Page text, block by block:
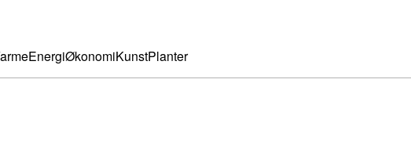
EnergiØkonomiKunstPlanter